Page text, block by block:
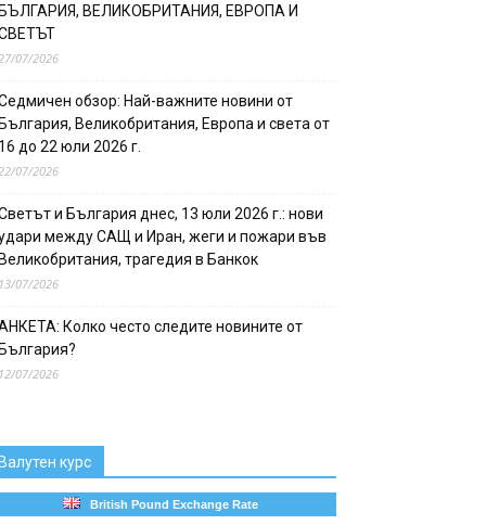
ВЕЛИКОБРИТАНИЯ, ЕВРОПА И
07/2026
обзор: Най-важните новини от
Великобритания, Европа и света от
до 22 юли 2026 г.
07/2026
и България днес, 13 юли 2026 г.: нови
между САЩ и Иран, жеги и пожари във
трагедия в Банкок
07/2026
Колко често следите новините от
07/2026
курс
British Pound Exchange Rate